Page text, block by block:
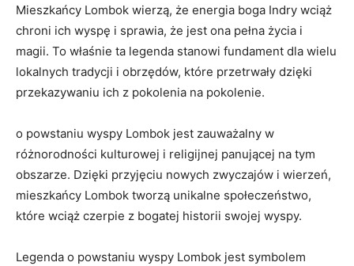
Mieszkańcy Lombok​ wierzą, że energia boga Indry wciąż
chroni⁤ ich wyspę i⁤ sprawia,⁢ że jest ona pełna życia i
magii.⁤ To ​właśnie⁤ ta‍ legenda stanowi ‍fundament dla wielu
lokalnych tradycji i obrzędów, które przetrwały dzięki⁣
przekazywaniu ⁢ich z⁢ pokolenia​ na⁢ pokolenie.
o powstaniu‍ wyspy Lombok jest zauważalny w
różnorodności⁤ kulturowej ⁣i religijnej ‍panującej na tym
obszarze. Dzięki przyjęciu nowych ⁤zwyczajów i wierzeń,
mieszkańcy Lombok tworzą‌ unikalne społeczeństwo,
które wciąż czerpie z bogatej historii swojej wyspy.
Legenda o‌ powstaniu wyspy Lombok jest symbolem